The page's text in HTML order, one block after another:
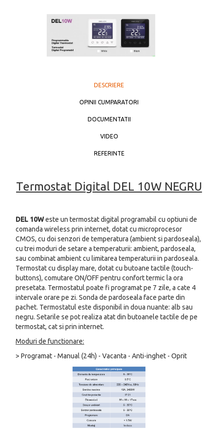
DESCRIERE
OPINII CUMPARATORI
DOCUMENTATII
VIDEO
REFERINTE
Termostat Digital DEL 10W NEGRU
DEL 10Weste un termostat digital programabil cu optiuni de
comanda wireless prin internet, dotat cu microprocesor
CMOS, cu doi senzori de temperatura (ambient si pardoseala),
cu trei moduri de setare a temperaturii: ambient, pardoseala,
sau combinat ambient cu limitarea temperaturii in pardoseala.
Termostat cu display mare, dotat cu butoane tactile (touch-
buttons), comutare ON/OFF pentru confort termic la ora
presetata. Termostatul poate fi programat pe 7 zile, a cate 4
intervale orare pe zi. Sonda de pardoseala face parte din
pachet. Termostatul este disponibil in doua nuante: alb sau
negru. Setarile se pot realiza atat din butoanele tactile de pe
termostat, cat si prin internet.
Moduri de functionare:
> Programat - Manual (24h) - Vacanta - Anti-inghet - Oprit